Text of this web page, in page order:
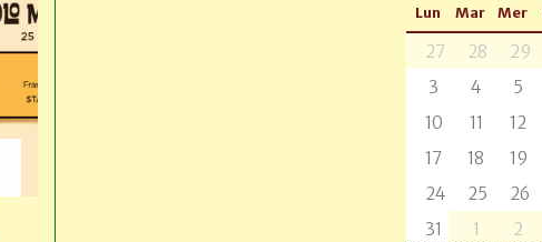
Lun Mar Mer
27 28 29
3
4 5
10
11 12
17
18 19
24
25 26
31
1 2